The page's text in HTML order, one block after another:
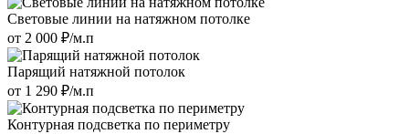
Световые линии на натяжном потолке
от 2 000 ₽/м.п
Парящий натяжной потолок
от 1 290 ₽/м.п
Контурная подсветка по периметру